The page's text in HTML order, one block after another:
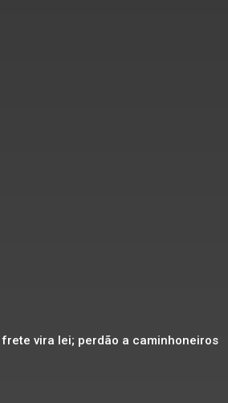
vira lei; perdão a caminhoneiros